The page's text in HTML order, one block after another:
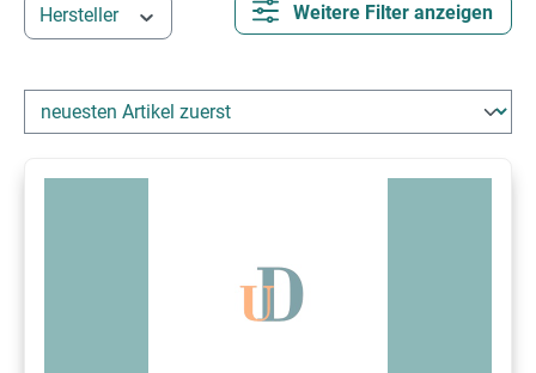
Hersteller Weitere Filter anzeigen